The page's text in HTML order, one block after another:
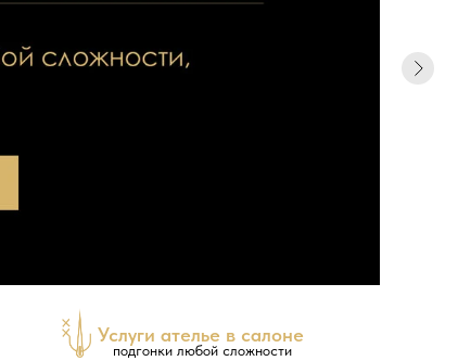
Услуги ателье в салоне
подгонки любой сложности